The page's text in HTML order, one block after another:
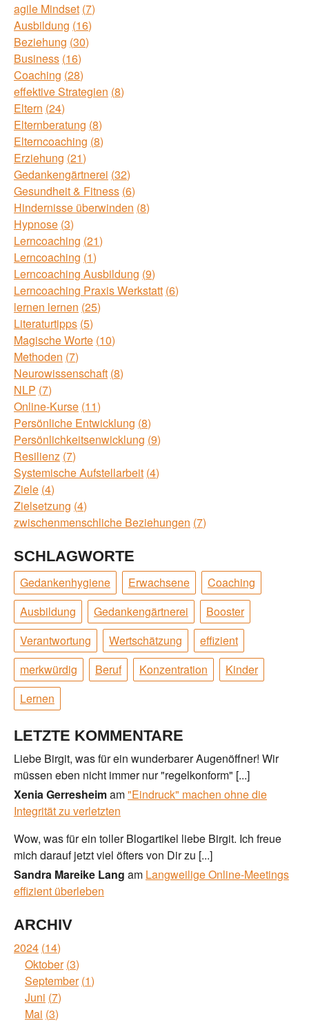
agile Mindset 7
Ausbildung 16
Beziehung 30
Business 16
Coaching 28
effektive Strategien 8
Eltern 24
Elternberatung 8
Elterncoaching 8
Erziehung 21
Gedankengärtnerei 32
Gesundheit & Fitness 6
Hindernisse überwinden 8
Hypnose 3
Lerncoaching 21
Lerncoaching 1
Lerncoaching Ausbildung 9
Lerncoaching Praxis Werkstatt 6
lernen lernen 25
Literaturtipps 5
Magische Worte 10
Methoden 7
Neurowissenschaft 8
NLP 7
Online-Kurse 11
Persönliche Entwicklung 8
Persönlichkeitsenwicklung 9
Resilienz 7
Systemische Aufstellarbeit 4
Ziele 4
Zielsetzung 4
zwischenmenschliche Beziehungen 7
SCHLAGWORTE
Gedankenhygiene Erwachsene
Coaching
Ausbildung
Gedankengärtnerei
Booster
Verantwortung
Wertschätzung
effizient
merkwürdig
Beruf Konzentration
Kinder
Lernen
LETZTE KOMMENTARE
Liebe Birgit, was für ein wunderbarer Augenöffner! Wir
müssen eben nicht immer nur "regelkonform" [...]
Xenia Gerresheimam"Eindruck" machen ohne die
Integrität zu verletzten
Wow, was für ein toller Blogartikel liebe Birgit. Ich freue
mich darauf jetzt viel öfters von Dir zu [...]
Sandra Mareike Lang am Langweilige Online-Meetings
effizient überleben
ARCHIV
2024 14
Oktober 3
September 1
Juni 7
Mai 3